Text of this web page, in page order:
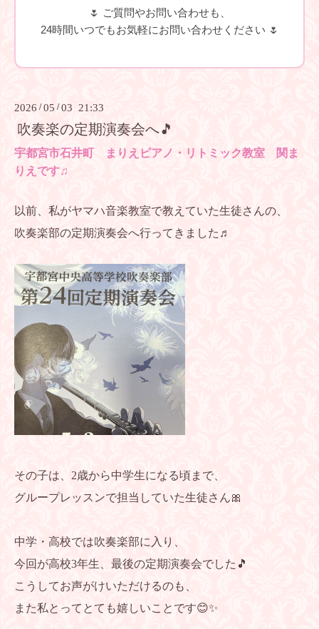
🌷 ご質問やお問い合わせも、
24時間いつでもお気軽にお問い合わせください 🌷
2026 /05 /03 21:33
吹奏楽の定期演奏会へ🎵
宇都宮市石井町 まりえピアノ・リトミック教室 関ま
りえです♫
以前、私がヤマハ音楽教室で教えていた生徒さんの、
吹奏楽部の定期演奏会へ行ってきました♬
その子は、2歳から中学生になる頃まで、
グループレッスンで担当していた生徒さん🎀
中学・高校では吹奏楽部に入り、
今回が高校3年生、最後の定期演奏会でした🎵
こうしてお声がけいただけるのも、
また私とってとても嬉しいことです😊✨